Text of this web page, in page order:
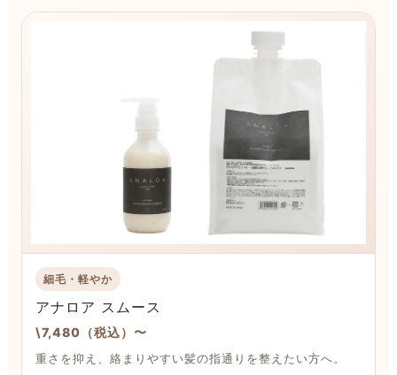
細毛・軽やか
アナロア スムース
\7,480（税込）〜
重さを抑え、絡まりやすい髪の指通りを整えたい方へ。